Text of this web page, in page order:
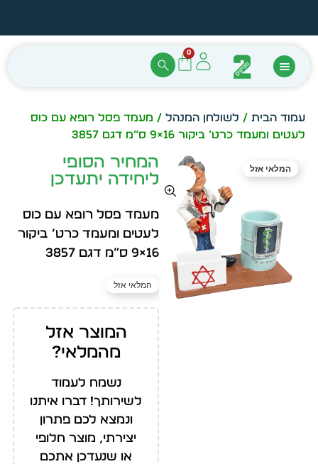
0
עמוד הבית / לשולחן המנהל / מעמד פסל רופא עם כוס
לעטים ומעמד כרט’ ביקור 16×9 ס”מ דגם 3857
מעמד פסל רופא עם כוס
לעטים ומעמד כרט’ ביקור
16×9 ס”מ דגם 3857
המלאי אזל
המוצר אזל
מהמלאי?
נשמח לעמוד
לשירותך! דברו איתנו
ונמצא לכם פתרון
יצירתי, מוצר חלופי
או שנעדכן אתכם
המחיר הסופי
ליחידה יתעדכן
המלאי אזל